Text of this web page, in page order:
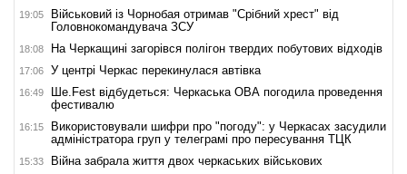
19:05
Військовий із Чорнобая отримав "Срібний хрест" від
Головнокомандувача ЗСУ
18:08 На Черкащині загорівся полігон твердих побутових відходів
17:06 У центрі Черкас перекинулася автівка
16:49
Ше.Fest відбудеться: Черкаська ОВА погодила проведення
фестивалю
16:15
Використовували шифри про "погоду": у Черкасах засудили
адміністратора груп у телеграмі про пересування ТЦК
15:33 Війна забрала життя двох черкаських військових